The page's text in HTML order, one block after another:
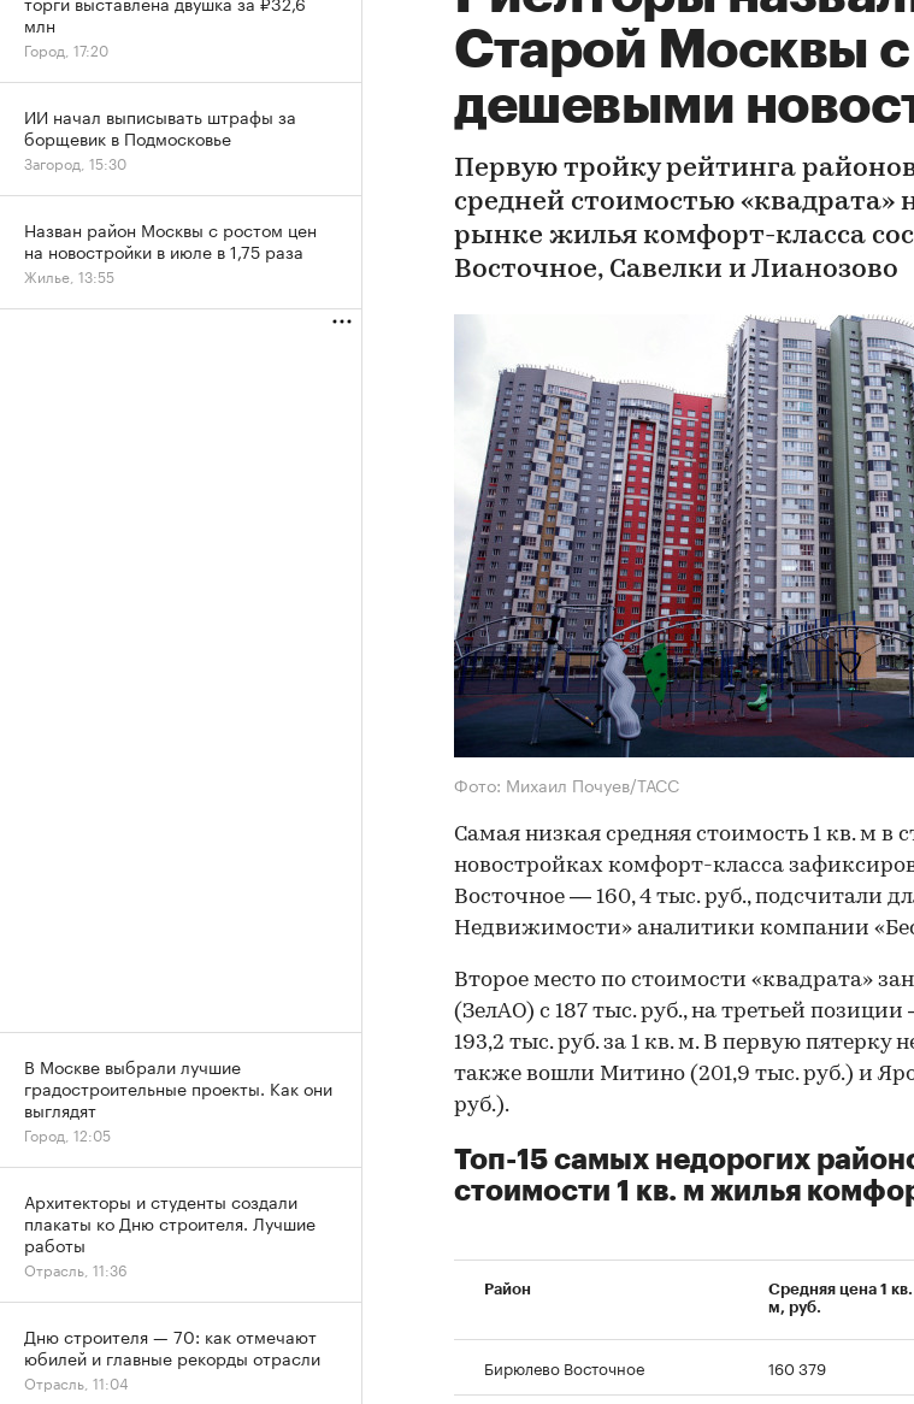
Старой Москвы
дешевыми
Первую тройку рейтинга
средней стоимостью «квадрата»
рынке жилья комфорт-класса
Восточное, Савелки и Лианозово
Фото: Михаил Почуев/ТАСС
Самая низкая средняя стоимость 1 кв. м в
новостройках комфорт-класса
Восточное — 160, 4 тыс. руб., подсчитали
Недвижимости» аналитики компании
Второе место по стоимости «квадрата»
(ЗелАО) с 187 тыс. руб., на третьей
193,2 тыс. руб. за 1 кв. м. В первую пятерку
также вошли Митино (201,9 тыс. руб.) и
руб.).
Топ-15 самых недорогих
стоимости 1 кв. м жилья
Район
Средняя цена 1 кв.
м, руб.
Бирюлево Восточное 160 379
млн
Город, 17:20
ИИ начал выписывать штрафы за
борщевик в Подмосковье
Загород, 15:30
Назван район Москвы с ростом цен
на новостройки в июле в 1,75 раза
Жилье, 13:55
В Москве выбрали лучшие
градостроительные проекты. Как они
выглядят
Город, 12:05
Архитекторы и студенты создали
плакаты ко Дню строителя. Лучшие
работы
Отрасль, 11:36
Дню строителя — 70: как отмечают
юбилей и главные рекорды отрасли
Отрасль, 11:04